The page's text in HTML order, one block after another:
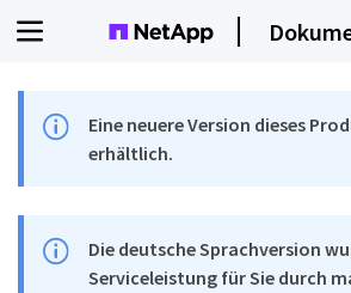
Eine neuere Version dieses
erhältlich.
Die deutsche Sprachversion
Serviceleistung für Sie durch